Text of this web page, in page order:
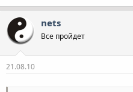
nets
Все пройдет
21.08.10